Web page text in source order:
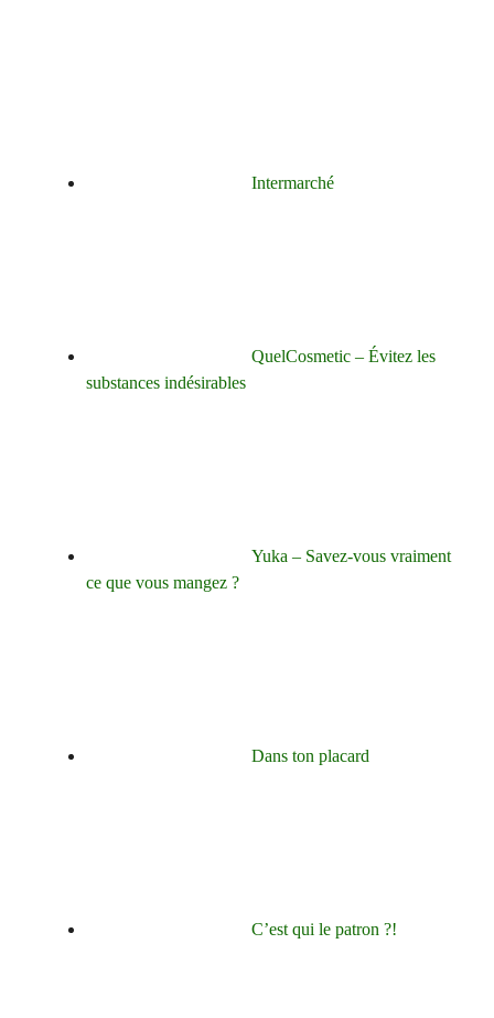
Intermarché
QuelCosmetic – Évitez les
substances indésirables
Yuka – Savez-vous vraiment
ce que vous mangez ?
Dans ton placard
C’est qui le patron ?!